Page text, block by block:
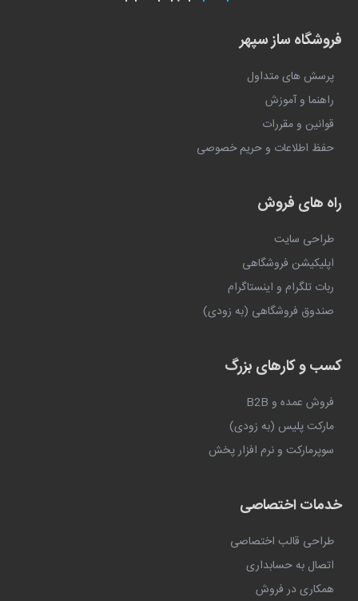
فروشگاه ساز سپهر
پرسش های متداول
راهنما و آموزش
قوانین و مقررات
حفظ اطلاعات و حریم خصوصی
راه های فروش
طراحی سایت
اپلیکیشن فروشگاهی
ربات تلگرام و اینستاگرام
صندوق فروشگاهی (به زودی)
کسب و کارهای بزرگ
فروش عمده و B2B
مارکت پلیس (به زودی)
سوپرمارکت و نرم افزار پخش
خدمات اختصاصی
طراحی قالب اختصاصی
اتصال به حسابداری
همکاری در فروش